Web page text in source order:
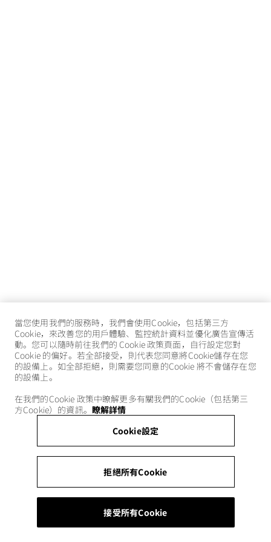
當您使用我們的服務時，我們會使用Cookie，包括第三方
Cookie，來改善您的用戶體驗、監控統計資料並優化廣告宣傳活
動。您可以隨時前往我們的 Cookie 政策頁面，自行設定您對
Cookie 的偏好。若全部接受，則代表您同意將Cookie儲存在您
的設備上。如全部拒絕，則需要您同意的Cookie 將不會儲存在您
的設備上。
在我們的Cookie 政策中瞭解更多有關我們的Cookie（包括第三
方Cookie）的資訊。 瞭解詳情
Cookie設定
拒絕所有Cookie
接受所有Cookie